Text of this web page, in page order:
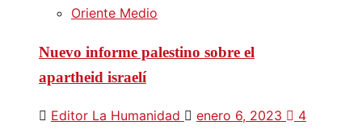
Oriente Medio
Nuevo informe palestino sobre el
apartheid israelí
Editor La Humanidad enero 6, 2023 4